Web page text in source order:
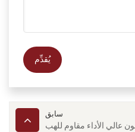
يُقدِّم
سابق